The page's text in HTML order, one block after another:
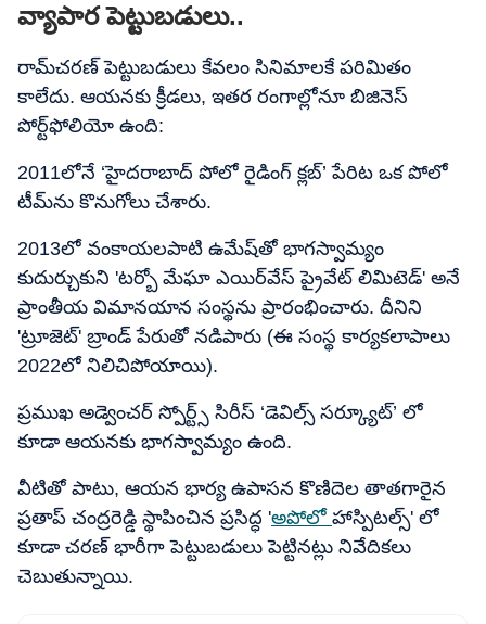
వ్యాపార పెట్టుబడులు..
రామ్​చరణ్ పెట్టుబడులు కేవలం సినిమాలకే పరిమితం
కాలేదు. ఆయనకు క్రీడలు, ఇతర రంగాల్లోనూ బిజినెస్
పోర్ట్‌ఫోలియో ఉంది:
2011లోనే ‘హైదరాబాద్ పోలో రైడింగ్ క్లబ్’ పేరిట ఒక పోలో
టీమ్‌ను కొనుగోలు చేశారు.
2013లో వంకాయలపాటి ఉమేష్‌తో భాగస్వామ్యం
కుదుర్చుకుని 'టర్బో మేఘా ఎయిర్‌వేస్ ప్రైవేట్ లిమిటెడ్' అనే
ప్రాంతీయ విమానయాన సంస్థను ప్రారంభించారు. దీనిని
'ట్రూజెట్' బ్రాండ్ పేరుతో నడిపారు (ఈ సంస్థ కార్యకలాపాలు
2022లో నిలిచిపోయాయి).
ప్రముఖ అడ్వెంచర్ స్పోర్ట్స్ సిరీస్ ‘డెవిల్స్ సర్క్యూట్’ లో
కూడా ఆయనకు భాగస్వామ్యం ఉంది.
వీటితో పాటు, ఆయన భార్య ఉపాసన కొణిదెల తాతగారైన
ప్రతాప్ చంద్రరెడ్డి స్థాపించిన ప్రసిద్ధ 'అపోలో హాస్పిటల్స్' లో
కూడా చరణ్ భారీగా పెట్టుబడులు పెట్టినట్లు నివేదికలు
చెబుతున్నాయి.